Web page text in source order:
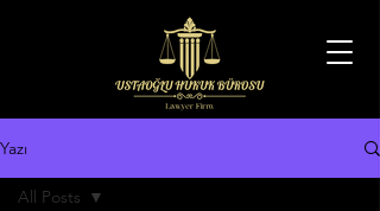
Yazı
All Posts